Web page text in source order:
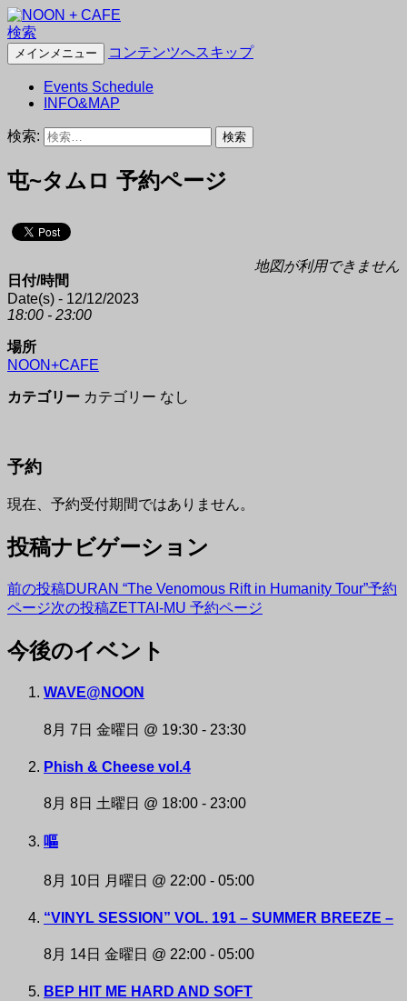
NOON + CAFE
検索
メインメニュー コンテンツへスキップ
Events Schedule
INFO&MAP
検索:
屯~タムロ 予約ページ
地図が利用できません
日付/時間
Date(s) - 12/12/2023
18:00 - 23:00
場所
NOON+CAFE
カテゴリー カテゴリー なし
予約
現在、予約受付期間ではありません。
投稿ナビゲーション
前の投稿DURAN “The Venomous Rift in Humanity Tour”予約
ページ次の投稿ZETTAI-MU 予約ページ
NAKAZAKI DEPOT
今後のイベント
WAVE@NOON
8月 7日 金曜日 @ 19:30 - 23:30
Phish & Cheese vol.4
8月 8日 土曜日 @ 18:00 - 23:00
嘔
8月 10日 月曜日 @ 22:00 - 05:00
“VINYL SESSION” VOL. 191 – SUMMER BREEZE –
8月 14日 金曜日 @ 22:00 - 05:00
BEP HIT ME HARD AND SOFT